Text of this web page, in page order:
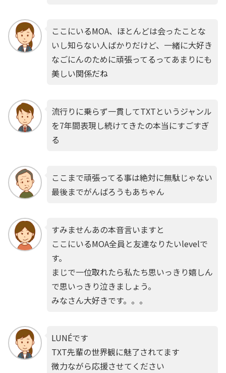
ここにいるMOA、ほとんどは会ったことな
いし知らない人ばかりだけど、一緒に大好き
なごにんのために頑張ってるってあまりにも
美しい関係だね
流行りに乗らず一貫してTXTというジャンル
を7年間表現し続けてきたの本当にすごすぎ
る
ここまで頑張ってる事は絶対に無駄じゃない
最後までがんばろうもあちゃん
すみませんあの本音言いますと
ここにいるMOA全員と友達なりたいlevelで
す。
まじで一位取れたら私たち思いっきり嬉しん
で思いっきり泣きましょう。
みなさん大好きです。。。
LUNÉです
TXT先輩の世界観に魅了されてます
微力ながら応援させてください